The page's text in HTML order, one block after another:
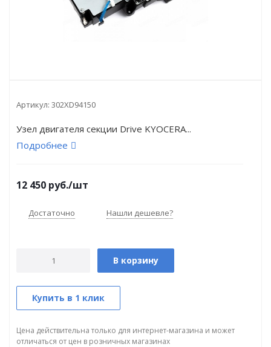
Артикул: 302XD94150
Узел двигателя секции Drive KYOCERA...
Подробнее
12 450 руб./шт
Достаточно Нашли дешевле?
В корзину
Купить в 1 клик
Цена действительна только для интернет-магазина и может
отличаться от цен в розничных магазинах